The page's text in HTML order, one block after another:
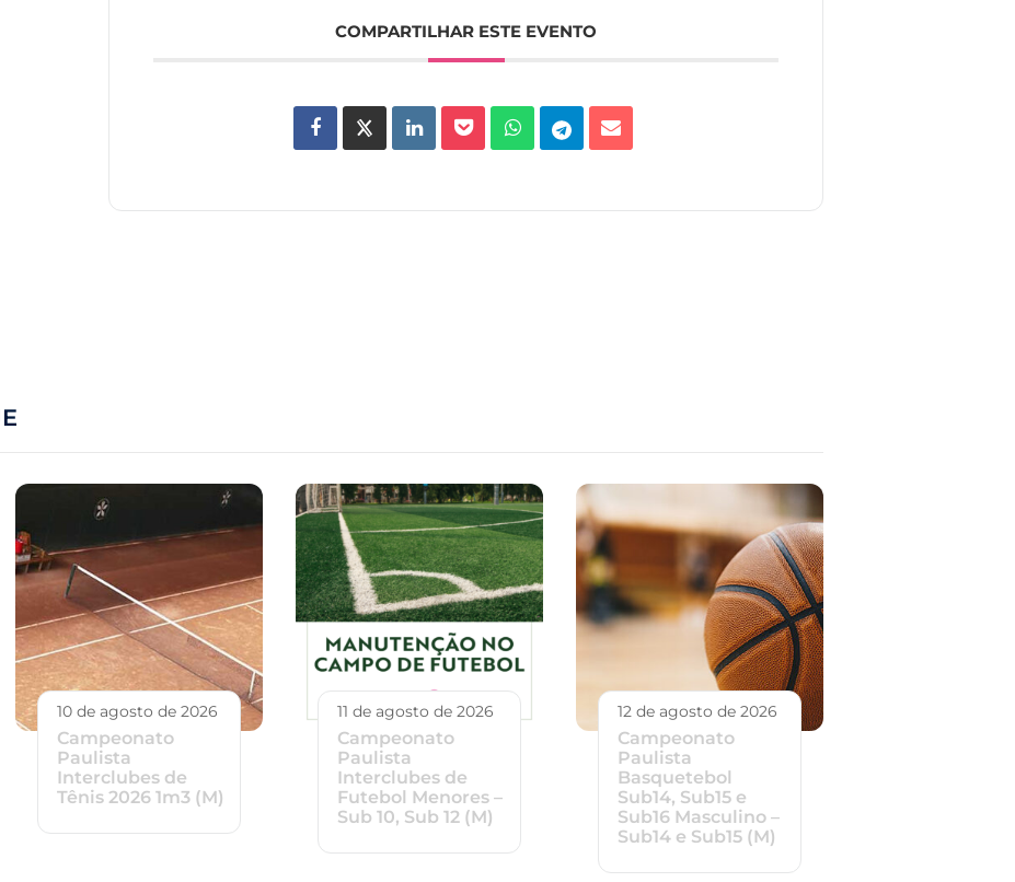
COMPARTILHAR ESTE EVENTO
10 de agosto de 2026
Campeonato
Paulista
Interclubes de
Tênis 2026 1m3 (M)
11 de agosto de 2026
Campeonato
Paulista
Interclubes de
Futebol Menores –
Sub 10, Sub 12 (M)
12 de agosto de 2026
Campeonato
Paulista
Basquetebol
Sub14, Sub15 e
Sub16 Masculino –
Sub14 e Sub15 (M)